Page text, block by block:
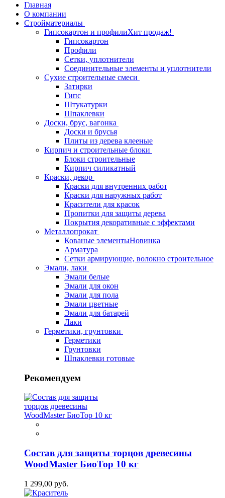
Главная
О компании
Стройматериалы
Гипсокартон и профилиХит продаж!
Гипсокартон
Профили
Сетки, уплотнители
Соединительные элементы и уплотнители
Сухие строительные смеси
Затирки
Гипс
Штукатурки
Шпаклевки
Доски, брус, вагонка
Доски и брусья
Плиты из дерева клееные
Кирпич и строительные блоки
Блоки строительные
Кирпич силикатный
Краски, декор
Краски для внутренних работ
Краски для наружных работ
Красители для красок
Пропитки для защиты дерева
Покрытия декоративные с эффектами
Металлопрокат
Кованые элементыНовинка
Арматура
Сетки армирующие, волокно строительное
Эмали, лаки
Эмали белые
Эмали для окон
Эмали для пола
Эмали цветные
Эмали для батарей
Лаки
Герметики, грунтовки
Герметики
Грунтовки
Шпаклевки готовые
Рекомендуем
Состав для защиты торцов древесины
WoodMaster БиоТор 10 кг
1 299,00 руб.